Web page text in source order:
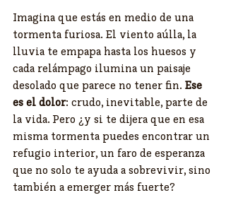
Imagina que estás en medio de una
tormenta furiosa. El viento aúlla, la
lluvia te empapa hasta los huesos y
cada relámpago ilumina un paisaje
desolado que parece no tener fin. Ese
es el dolor: crudo, inevitable, parte de
la vida. Pero ¿y si te dijera que en esa
misma tormenta puedes encontrar un
refugio interior, un faro de esperanza
que no solo te ayuda a sobrevivir, sino
también a emerger más fuerte?